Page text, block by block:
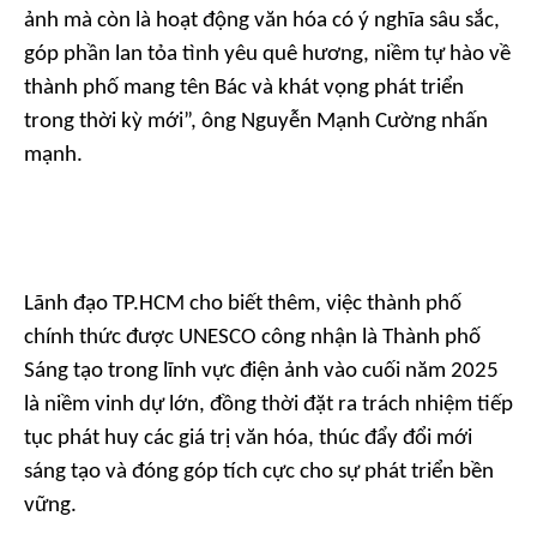
ảnh mà còn là hoạt động văn hóa có ý nghĩa sâu sắc,
góp phần lan tỏa tình yêu quê hương, niềm tự hào về
thành phố mang tên Bác và khát vọng phát triển
trong thời kỳ mới”, ông Nguyễn Mạnh Cường nhấn
mạnh.
Lãnh đạo TP.HCM cho biết thêm, việc thành phố
chính thức được UNESCO công nhận là Thành phố
Sáng tạo trong lĩnh vực điện ảnh vào cuối năm 2025
là niềm vinh dự lớn, đồng thời đặt ra trách nhiệm tiếp
tục phát huy các giá trị văn hóa, thúc đẩy đổi mới
sáng tạo và đóng góp tích cực cho sự phát triển bền
vững.